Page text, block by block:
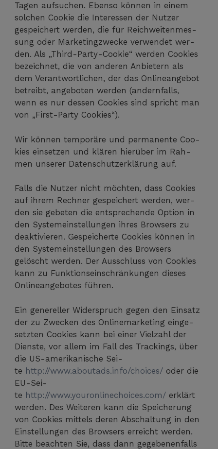
Tagen auf­su­chen. Eben­so kön­nen in einem
sol­chen Coo­kie die Inter­es­sen der Nut­zer
gespei­chert wer­den, die für Reich­wei­ten­mes­
sung oder Mar­ke­ting­zwe­cke ver­wen­det wer­
den. Als „Third-Par­ty-Coo­kie“ wer­den Coo­kies
bezeich­net, die von ande­ren Anbie­tern als
dem Ver­ant­wort­li­chen, der das Online­an­ge­bot
betreibt, ange­bo­ten wer­den (andern­falls,
wenn es nur des­sen Coo­kies sind spricht man
von „First-Par­ty Cookies“).
Wir kön­nen tem­po­rä­re und per­ma­nen­te Coo­
kies ein­set­zen und klä­ren hier­über im Rah­
men unse­rer Daten­schutz­er­klä­rung auf.
Falls die Nut­zer nicht möch­ten, dass Coo­kies
auf ihrem Rech­ner gespei­chert wer­den, wer­
den sie gebe­ten die ent­spre­chen­de Opti­on in
den Sys­tem­ein­stel­lun­gen ihres Brow­sers zu
deak­ti­vie­ren. Gespei­cher­te Coo­kies kön­nen in
den Sys­tem­ein­stel­lun­gen des Brow­sers
gelöscht wer­den. Der Aus­schluss von Coo­kies
kann zu Funk­ti­ons­ein­schrän­kun­gen die­ses
Online­an­ge­bo­tes führen.
Ein gene­rel­ler Wider­spruch gegen den Ein­satz
der zu Zwe­cken des Online­mar­ke­ting ein­ge­
setz­ten Coo­kies kann bei einer Viel­zahl der
Diens­te, vor allem im Fall des Trackings, über
die US-ame­ri­ka­ni­sche Sei­
te http://www.aboutads.info/choices/ oder die
EU-Sei­
te http://www.youronlinechoices.com/ erklärt
wer­den. Des Wei­te­ren kann die Spei­che­rung
von Coo­kies mit­tels deren Abschal­tung in den
Ein­stel­lun­gen des Brow­sers erreicht wer­den.
Bit­te beach­ten Sie, dass dann gege­be­nen­falls